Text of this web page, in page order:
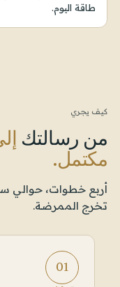
طاقة اليوم.
كيف يجري
من رسالتك
مكتمل.
أربع خطوات، حوالي
تخرج الممرضة.
01